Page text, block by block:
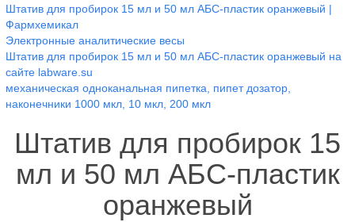
Штатив для пробирок 15 мл и 50 мл АБС-пластик оранжевый |
Фармхемикал
Электронные аналитические весы
Штатив для пробирок 15 мл и 50 мл АБС-пластик оранжевый на
сайте labware.su
механическая одноканальная пипетка, пипет дозатор,
наконечники 1000 мкл, 10 мкл, 200 мкл
Штатив для пробирок 15
мл и 50 мл АБС-пластик
оранжевый